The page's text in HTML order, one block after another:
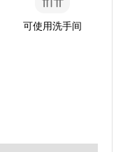
可使用洗手间